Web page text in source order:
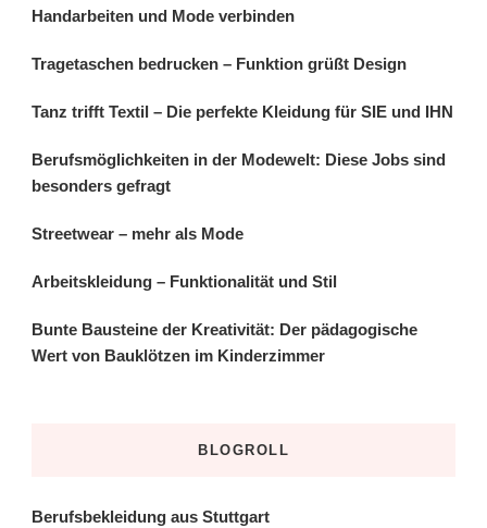
Handarbeiten und Mode verbinden
Tragetaschen bedrucken – Funktion grüßt Design
Tanz trifft Textil – Die perfekte Kleidung für SIE und IHN
Berufsmöglichkeiten in der Modewelt: Diese Jobs sind
besonders gefragt
Streetwear – mehr als Mode
Arbeitskleidung – Funktionalität und Stil
Bunte Bausteine der Kreativität: Der pädagogische
Wert von Bauklötzen im Kinderzimmer
BLOGROLL
Berufsbekleidung aus Stuttgart